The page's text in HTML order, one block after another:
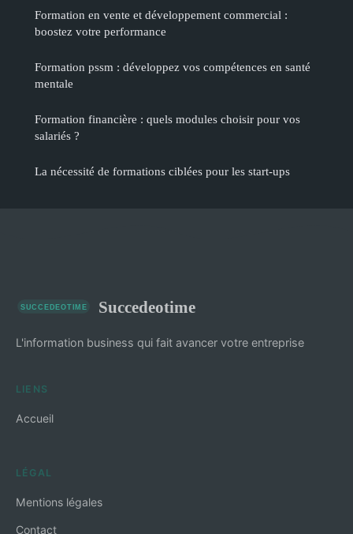
Formation en vente et développement commercial :
boostez votre performance
Formation pssm : développez vos compétences en santé
mentale
Formation financière : quels modules choisir pour vos
salariés ?
La nécessité de formations ciblées pour les start-ups
Succedeotime
L'information business qui fait avancer votre entreprise
LIENS
Accueil
LÉGAL
Mentions légales
Contact